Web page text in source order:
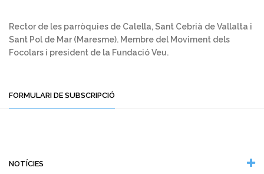
Rector de les parròquies de Calella, Sant Cebrià de Vallalta i
Sant Pol de Mar (Maresme). Membre del Moviment dels
Focolars i president de la Fundació Veu.
FORMULARI DE SUBSCRIPCIÓ
NOTÍCIES